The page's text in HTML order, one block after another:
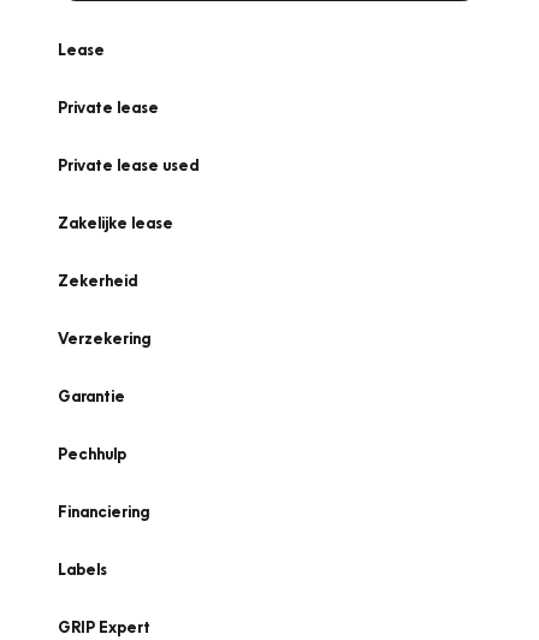
Lease
Private lease
Private lease used
Zakelijke lease
Zekerheid
Verzekering
Garantie
Pechhulp
Financiering
Labels
GRIP Expert